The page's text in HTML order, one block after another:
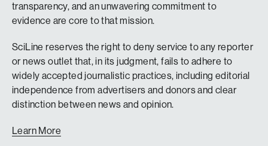
transparency, and an unwavering commitment to
evidence are core to that mission.
SciLine reserves the right to deny service to any reporter
or news outlet that, in its judgment, fails to adhere to
widely accepted journalistic practices, including editorial
independence from advertisers and donors and clear
distinction between news and opinion.
Learn More